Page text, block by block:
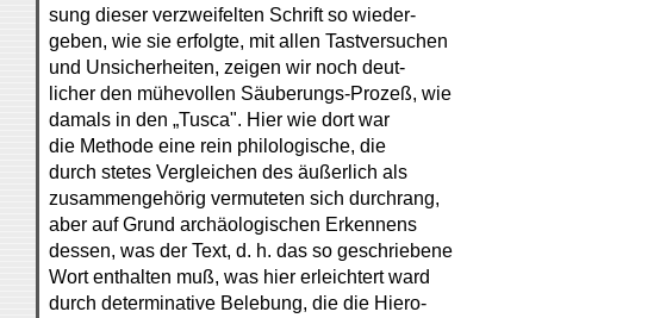
sung dieser verzweifelten Schrift so wieder-
geben, wie sie erfolgte, mit allen Tastversuchen
und Unsicherheiten, zeigen wir noch deut-
licher den mühevollen Säuberungs-Prozeß, wie
damals in den „Tusca". Hier wie dort war
die Methode eine rein philologische, die
durch stetes Vergleichen des äußerlich als
zusammengehörig vermuteten sich durchrang,
aber auf Grund archäologischen Erkennens
dessen, was der Text, d. h. das so geschriebene
Wort enthalten muß, was hier erleichtert ward
durch determinative Belebung, die die Hiero-